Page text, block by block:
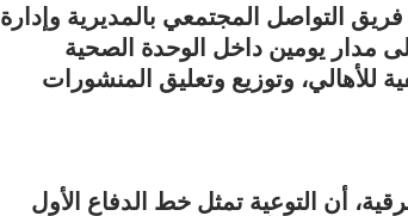
فريق التواصل المجتمعي بالمديرية وإدارة
مدار يومين داخل الوحدة الصحية
للأهالي، وتوزيع وتعليق المنشورات
أن التوعية تمثل خط الدفاع الأول